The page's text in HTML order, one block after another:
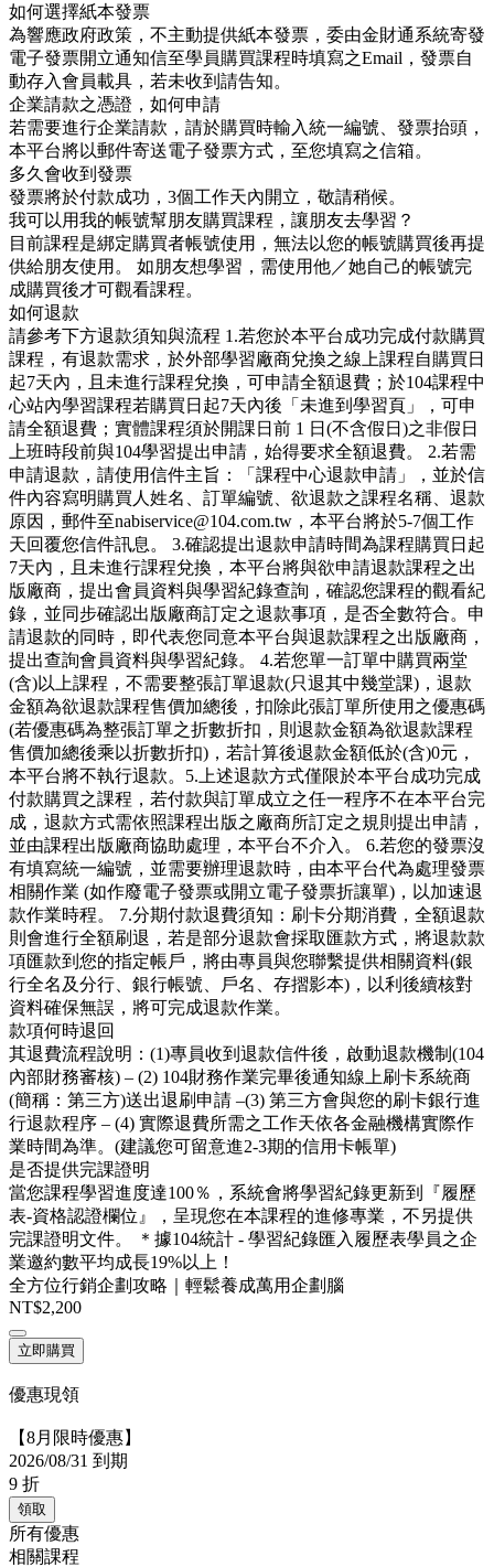
如何選擇紙本發票
為響應政府政策，不主動提供紙本發票，委由金財通系統寄發
電子發票開立通知信至學員購買課程時填寫之Email，發票自
動存入會員載具，若未收到請告知。
企業請款之憑證，如何申請
若需要進行企業請款，請於購買時輸入統一編號、發票抬頭，
本平台將以郵件寄送電子發票方式，至您填寫之信箱。
多久會收到發票
發票將於付款成功，3個工作天內開立，敬請稍候。
我可以用我的帳號幫朋友購買課程，讓朋友去學習？
目前課程是綁定購買者帳號使用，無法以您的帳號購買後再提
供給朋友使用。 如朋友想學習，需使用他／她自己的帳號完
成購買後才可觀看課程。
如何退款
請參考下方退款須知與流程 1.若您於本平台成功完成付款購買
課程，有退款需求，於外部學習廠商兌換之線上課程自購買日
起7天內，且未進行課程兌換，可申請全額退費；於104課程中
心站內學習課程若購買日起7天內後「未進到學習頁」，可申
請全額退費；實體課程須於開課日前 1 日(不含假日)之非假日
上班時段前與104學習提出申請，始得要求全額退費。 2.若需
申請退款，請使用信件主旨：「課程中心退款申請」，並於信
件內容寫明購買人姓名、訂單編號、欲退款之課程名稱、退款
原因，郵件至nabiservice@104.com.tw，本平台將於5-7個工作
天回覆您信件訊息。 3.確認提出退款申請時間為課程購買日起
7天內，且未進行課程兌換，本平台將與欲申請退款課程之出
版廠商，提出會員資料與學習紀錄查詢，確認您課程的觀看紀
錄，並同步確認出版廠商訂定之退款事項，是否全數符合。申
請退款的同時，即代表您同意本平台與退款課程之出版廠商，
提出查詢會員資料與學習紀錄。 4.若您單一訂單中購買兩堂
(含)以上課程，不需要整張訂單退款(只退其中幾堂課)，退款
金額為欲退款課程售價加總後，扣除此張訂單所使用之優惠碼
(若優惠碼為整張訂單之折數折扣，則退款金額為欲退款課程
售價加總後乘以折數折扣)，若計算後退款金額低於(含)0元，
本平台將不執行退款。5.上述退款方式僅限於本平台成功完成
付款購買之課程，若付款與訂單成立之任一程序不在本平台完
成，退款方式需依照課程出版之廠商所訂定之規則提出申請，
並由課程出版廠商協助處理，本平台不介入。 6.若您的發票沒
有填寫統一編號，並需要辦理退款時，由本平台代為處理發票
相關作業 (如作廢電子發票或開立電子發票折讓單)，以加速退
款作業時程。 7.分期付款退費須知：刷卡分期消費，全額退款
則會進行全額刷退，若是部分退款會採取匯款方式，將退款款
項匯款到您的指定帳戶，將由專員與您聯繫提供相關資料(銀
行全名及分行、銀行帳號、戶名、存摺影本)，以利後續核對
資料確保無誤，將可完成退款作業。
款項何時退回
其退費流程說明：(1)專員收到退款信件後，啟動退款機制(104
內部財務審核) – (2) 104財務作業完畢後通知線上刷卡系統商
(簡稱：第三方)送出退刷申請 –(3) 第三方會與您的刷卡銀行進
行退款程序 – (4) 實際退費所需之工作天依各金融機構實際作
業時間為準。(建議您可留意進2-3期的信用卡帳單)
是否提供完課證明
當您課程學習進度達100％，系統會將學習紀錄更新到『履歷
表-資格認證欄位』，呈現您在本課程的進修專業，不另提供
完課證明文件。 ＊據104統計 - 學習紀錄匯入履歷表學員之企
業邀約數平均成長19%以上！
全方位行銷企劃攻略｜輕鬆養成萬用企劃腦
NT$2,200
立即購買
優惠現領
【8月限時優惠】
2026/08/31 到期
9 折
領取
所有優惠
相關課程